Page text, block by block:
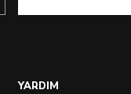
YARDIM